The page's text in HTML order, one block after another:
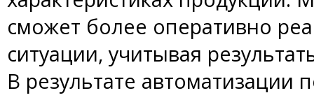
сможет более оперативно
ситуации, учитывая
В результате автоматизации